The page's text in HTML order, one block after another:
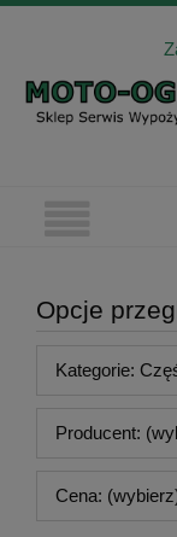
Opcje
Kategorie:
Producent:
Cena: